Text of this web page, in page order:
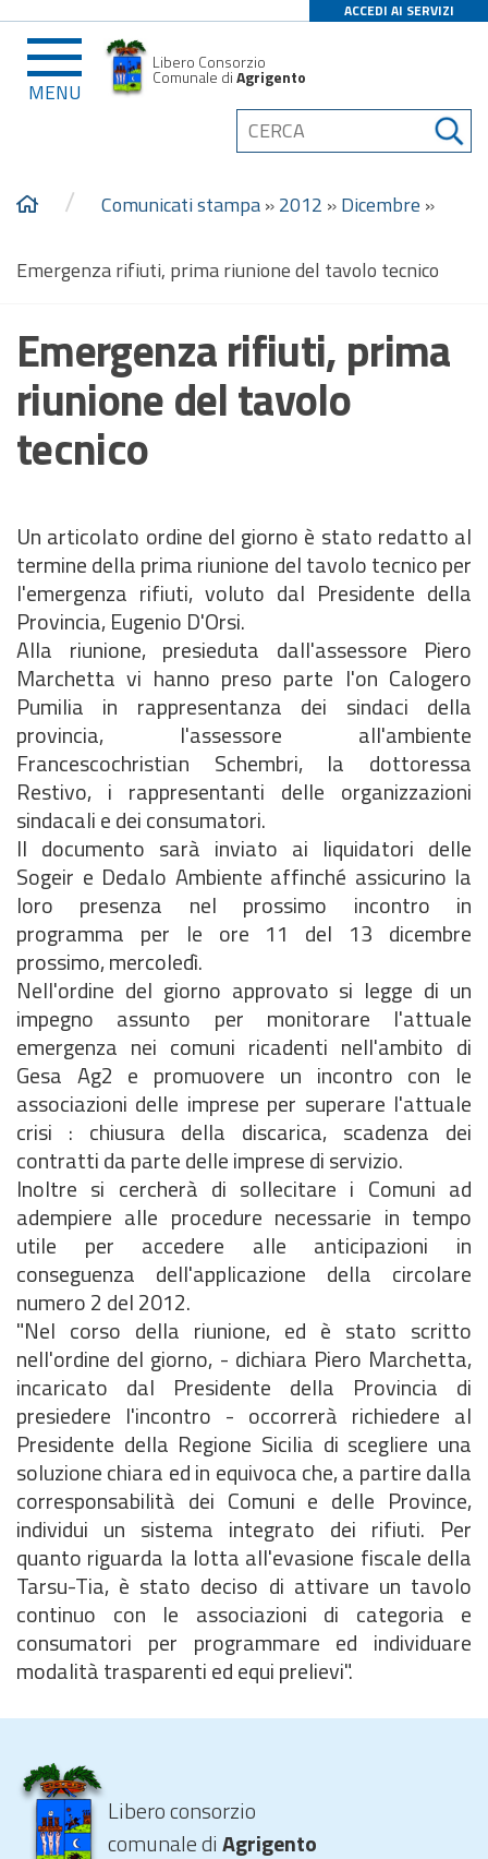
ACCEDI AI SERVIZI
MENU
Libero Consorzio
Comunale diAgrigento
/ Comunicati stampa»2012 »Dicembre »
Emergenza rifiuti, prima riunione del tavolo tecnico
Emergenza rifiuti, prima
riunione del tavolo
tecnico
Un articolato ordine del giorno è stato redatto al
termine della prima riunione del tavolo tecnico per
l'emergenza rifiuti, voluto dal Presidente della
Provincia, Eugenio D'Orsi.
Alla riunione, presieduta dall'assessore Piero
Marchetta vi hanno preso parte l'on Calogero
Pumilia in rappresentanza dei sindaci della
provincia, l'assessore all'ambiente
Francescochristian Schembri, la dottoressa
Restivo, i rappresentanti delle organizzazioni
sindacali e dei consumatori.
Il documento sarà inviato ai liquidatori delle
Sogeir e Dedalo Ambiente affinché assicurino la
loro presenza nel prossimo incontro in
programma per le ore 11 del 13 dicembre
prossimo, mercoledì.
Nell'ordine del giorno approvato si legge di un
impegno assunto per monitorare l'attuale
emergenza nei comuni ricadenti nell'ambito di
Gesa Ag2 e promuovere un incontro con le
associazioni delle imprese per superare l'attuale
crisi : chiusura della discarica, scadenza dei
contratti da parte delle imprese di servizio.
Inoltre si cercherà di sollecitare i Comuni ad
adempiere alle procedure necessarie in tempo
utile per accedere alle anticipazioni in
conseguenza dell'applicazione della circolare
numero 2 del 2012.
"Nel corso della riunione, ed è stato scritto
nell'ordine del giorno, - dichiara Piero Marchetta,
incaricato dal Presidente della Provincia di
presiedere l'incontro - occorrerà richiedere al
Presidente della Regione Sicilia di scegliere una
soluzione chiara ed in equivoca che, a partire dalla
corresponsabilità dei Comuni e delle Province,
individui un sistema integrato dei rifiuti. Per
quanto riguarda la lotta all'evasione fiscale della
Tarsu-Tia, è stato deciso di attivare un tavolo
continuo con le associazioni di categoria e
consumatori per programmare ed individuare
modalità trasparenti ed equi prelievi".
Libero consorzio
comunale diAgrigento